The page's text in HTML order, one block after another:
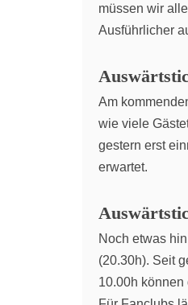
müssen wir
Ausführlicher
Am
wie viele
gestern erst
erwartet.
Noch etwas
(20.30h). Seit
10.00h